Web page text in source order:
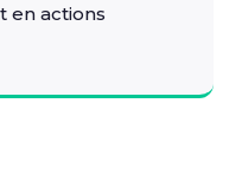
en actions